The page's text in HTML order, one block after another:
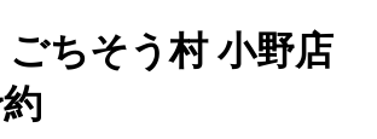
ごちそう村 小野店